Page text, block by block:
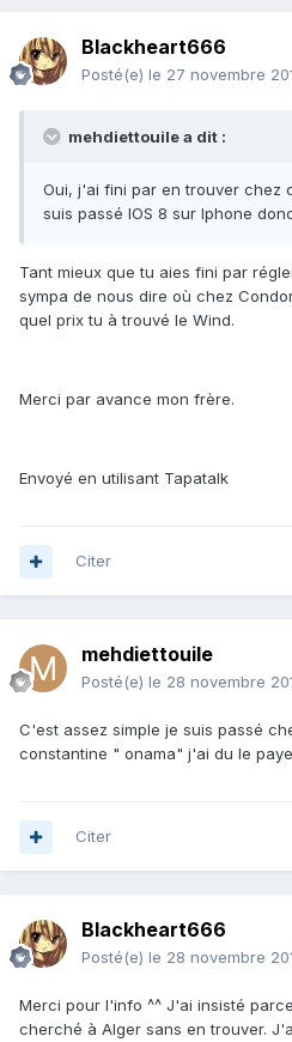
Blackheart666
Posté(e) le 27 novembre
mehdiettouile a dit :
Oui, j'ai fini par en trouver chez
suis passé IOS 8 sur Iphone
Tant mieux que tu aies fini par
sympa de nous dire où chez
quel prix tu à trouvé le Wind.
Merci par avance mon frère.
Envoyé en utilisant Tapatalk
Citer
mehdiettouile
Posté(e) le 28 novembre
C'est assez simple je suis passé
constantine " onama" j'ai du le
Citer
Blackheart666
Posté(e) le 28 novembre
Merci pour l'info ^^ J'ai insisté
cherché à Alger sans en trouver.